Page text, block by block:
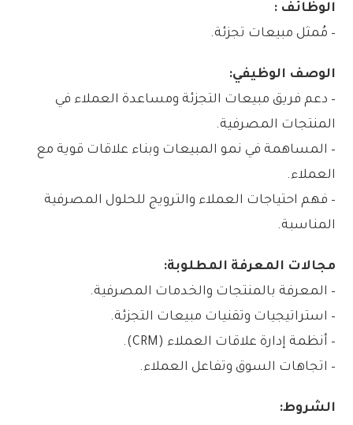
الوظائف :
– مُمثل مبيعات تجزئة.
الوصف الوظيفي:
– دعم فريق مبيعات التجزئة ومساعدة العملاء في
المنتجات المصرفية.
– المساهمة في نمو المبيعات وبناء علاقات قوية مع
العملاء.
– فهم احتياجات العملاء والترويج للحلول المصرفية
المناسبة.
مجالات المعرفة المطلوبة:
– المعرفة بالمنتجات والخدمات المصرفية.
– استراتيجيات وتقنيات مبيعات التجزئة.
– أنظمة إدارة علاقات العملاء (CRM).
– اتجاهات السوق وتفاعل العملاء.
الشروط: